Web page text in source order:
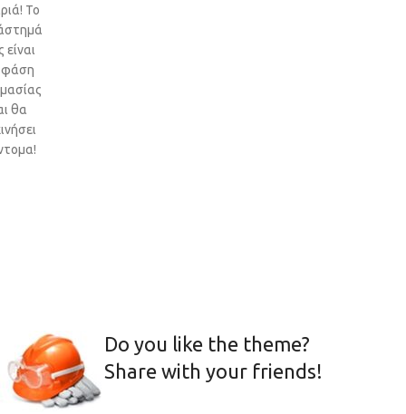
Το
είναι
φάση
θα
Do you like the theme?
Share with your friends!